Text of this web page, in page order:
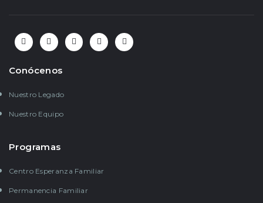
Conócenos
Nuestro Legado
Nuestro Equipo
Programas
Centro Esperanza Familiar
Permanencia Familiar